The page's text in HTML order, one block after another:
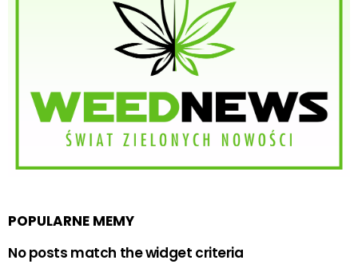
POPULARNE MEMY
No posts match the widget criteria